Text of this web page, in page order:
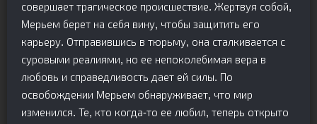
совершает трагическое происшествие. Жертвуя собой,
Мерьем берет на себя вину, чтобы защитить его
карьеру. Отправившись в тюрьму, она сталкивается с
суровыми реалиями, но ее непоколебимая вера в
любовь и справедливость дает ей силы. По
освобождении Мерьем обнаруживает, что мир
изменился. Те, кто когда-то ее любил, теперь открыто